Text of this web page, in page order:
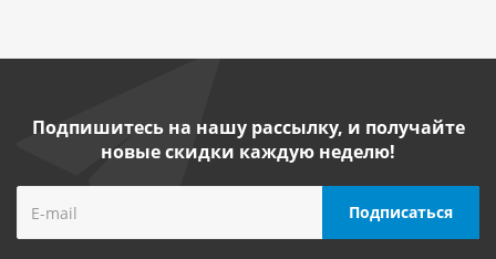
Подпишитесь на нашу рассылку, и получайте
новые скидки каждую неделю!